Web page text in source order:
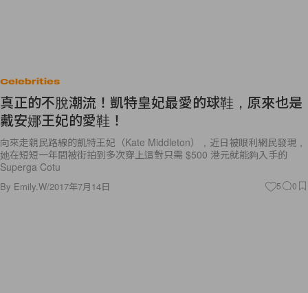
Celebrities
真正的不脫潮流！凱特皇妃最愛的球鞋，原來也是
戴安娜王妃的愛鞋！
向來走親民路線的凱特王妃（Kate Middleton），近日被眼利網民發現，
她在短短一年間被街拍到多次穿上這對只需 $500 港元就能夠入手的
Superga Cotu
By Emily.W/2017年7月14日 5 0